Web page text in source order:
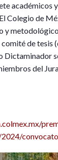
académicos
Colegio de
y
de
Dictaminador
del